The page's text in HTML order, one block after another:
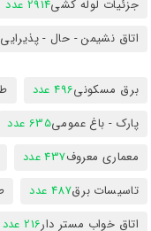
جزئیات لوله کشی2914 عدد
اتاق نشیمن - حال - پذیرایی
برق مسکونی496 عدد
پارک - باغ عمومی635 عدد
معماری معروف437 عدد
تاسیسات برق487 عدد
اتاق خواب مستر دار216 عدد